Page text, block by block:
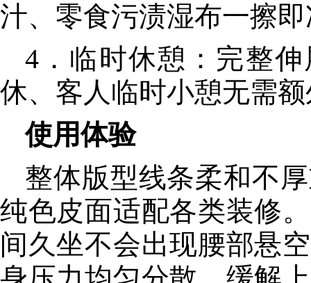
汁、零食污渍湿布一擦
4．临时休憩：完整
休、客人临时小憩无需
使用体验
整体版型线条柔和不
纯色皮面适配各类装修
间久坐不会出现腰部悬